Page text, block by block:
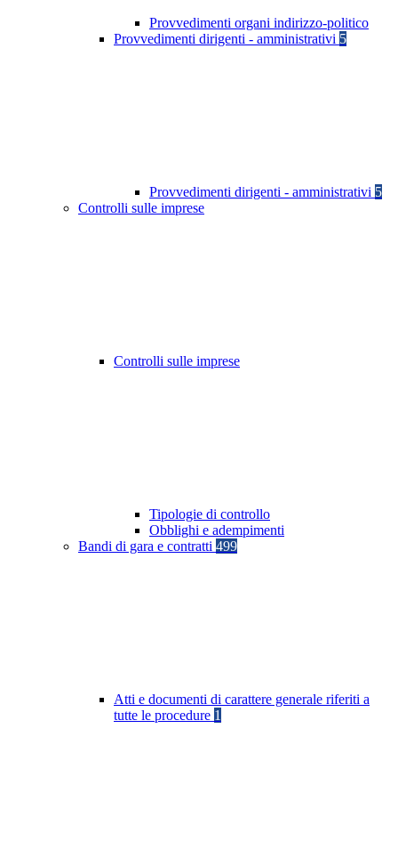
Provvedimenti organi indirizzo-politico
Provvedimenti dirigenti - amministrativi 5
Provvedimenti dirigenti - amministrativi 5
Controlli sulle imprese
Controlli sulle imprese
Tipologie di controllo
Obblighi e adempimenti
Bandi di gara e contratti 499
Atti e documenti di carattere generale riferiti a
tutte le procedure 1